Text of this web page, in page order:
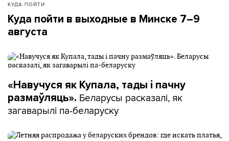
КУДА ПОЙТИ
Куда пойти в выходные в Минске 7–9
августа
«Навучуся як Купала, тады і пачну
размаўляць». Беларусы расказалі, як
загаварылі па-беларуску